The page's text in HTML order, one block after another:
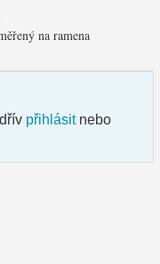
na ramena
přihlásitnebo